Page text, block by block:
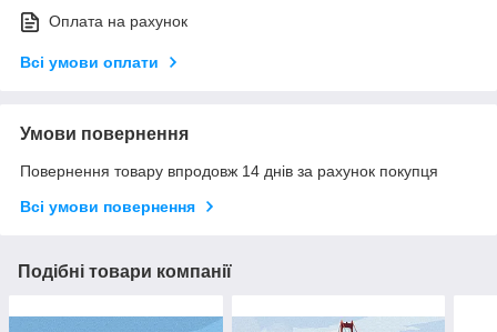
Оплата на рахунок
Всі умови оплати
Умови повернення
Повернення товару впродовж 14 днів за рахунок покупця
Всі умови повернення
Подібні товари компанії